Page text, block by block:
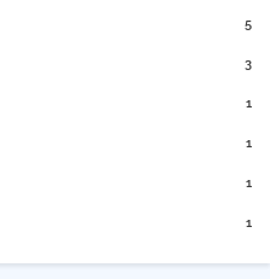
5
3
1
1
1
1